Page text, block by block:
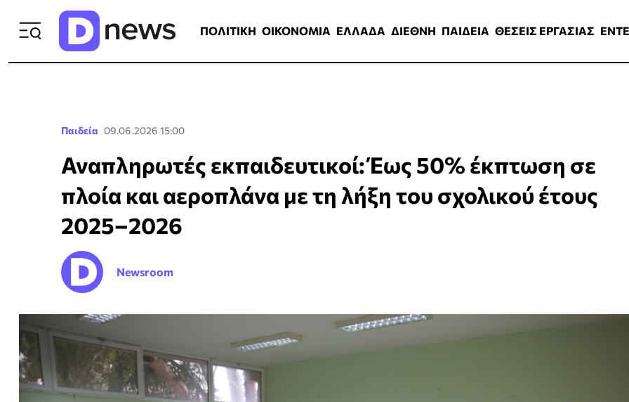
ΠΟΛΙΤΙΚΗ ΟΙΚΟΝΟΜΙΑ ΕΛΛΑΔΑ ΔΙΕΘΝΗ ΠΑΙΔΕΙΑ ΘΕΣΕΙΣ ΕΡΓΑΣΙΑΣ
Παιδεία 09.06.2026 15:00
Αναπληρωτές εκπαιδευτικοί: Έως 50% έκπτωση σε
πλοία και αεροπλάνα με τη λήξη του σχολικού έτους
2025–2026
Newsroom